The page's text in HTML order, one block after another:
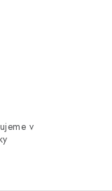
v